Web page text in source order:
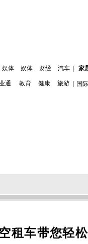
娱体 娱体 财经 汽车 家
通 教育 健康 旅游 国际
租车带您轻